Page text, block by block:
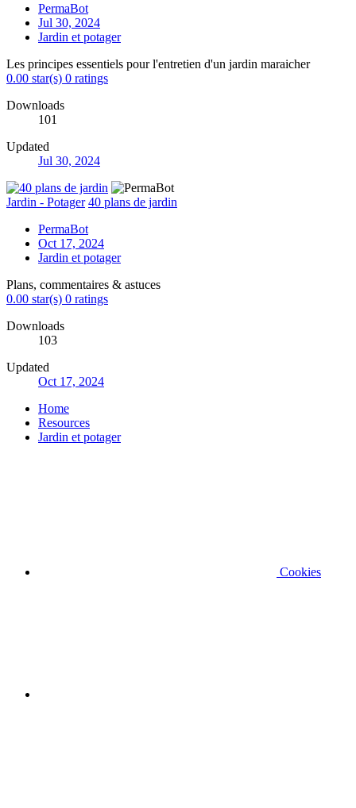
PermaBot
Jul 30, 2024
Jardin et potager
Les principes essentiels pour l'entretien d'un jardin maraicher
0.00 star(s) 0 ratings
Downloads
101
Updated
Jul 30, 2024
Jardin - Potager 40 plans de jardin
PermaBot
Oct 17, 2024
Jardin et potager
Plans, commentaires & astuces
0.00 star(s) 0 ratings
Downloads
103
Updated
Oct 17, 2024
Home
Resources
Jardin et potager
Cookies